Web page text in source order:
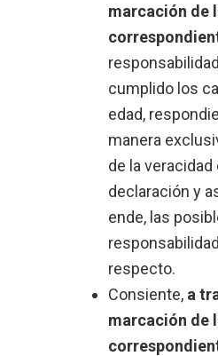
marcación de
cumplido los
edad,
manera
de la veracidad
declaración y
ende, las
respecto.
Consiente, a
marcación de